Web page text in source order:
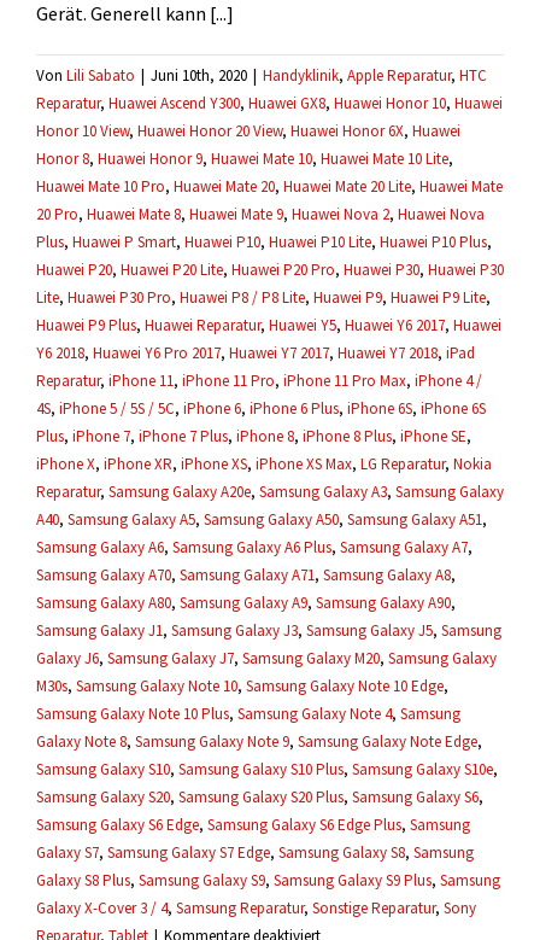
Gerät. Generell kann [...]
Von Lili Sabato | Juni 10th, 2020 | Handyklinik, Apple Reparatur, HTC
Reparatur, Huawei Ascend Y300, Huawei GX8, Huawei Honor 10, Huawei
Honor 10 View, Huawei Honor 20 View, Huawei Honor 6X, Huawei
Honor 8, Huawei Honor 9, Huawei Mate 10, Huawei Mate 10 Lite,
Huawei Mate 10 Pro, Huawei Mate 20, Huawei Mate 20 Lite, Huawei Mate
20 Pro, Huawei Mate 8, Huawei Mate 9, Huawei Nova 2, Huawei Nova
Plus, Huawei P Smart, Huawei P10, Huawei P10 Lite, Huawei P10 Plus,
Huawei P20, Huawei P20 Lite, Huawei P20 Pro, Huawei P30, Huawei P30
Lite, Huawei P30 Pro, Huawei P8 / P8 Lite, Huawei P9, Huawei P9 Lite,
Huawei P9 Plus, Huawei Reparatur, Huawei Y5, Huawei Y6 2017, Huawei
Y6 2018, Huawei Y6 Pro 2017, Huawei Y7 2017, Huawei Y7 2018, iPad
Reparatur, iPhone 11, iPhone 11 Pro, iPhone 11 Pro Max, iPhone 4 /
4S, iPhone 5 / 5S / 5C, iPhone 6, iPhone 6 Plus, iPhone 6S, iPhone 6S
Plus, iPhone 7, iPhone 7 Plus, iPhone 8, iPhone 8 Plus, iPhone SE,
iPhone X, iPhone XR, iPhone XS, iPhone XS Max, LG Reparatur, Nokia
Reparatur, Samsung Galaxy A20e, Samsung Galaxy A3, Samsung Galaxy
A40, Samsung Galaxy A5, Samsung Galaxy A50, Samsung Galaxy A51,
Samsung Galaxy A6, Samsung Galaxy A6 Plus, Samsung Galaxy A7,
Samsung Galaxy A70, Samsung Galaxy A71, Samsung Galaxy A8,
Samsung Galaxy A80, Samsung Galaxy A9, Samsung Galaxy A90,
Samsung Galaxy J1, Samsung Galaxy J3, Samsung Galaxy J5, Samsung
Galaxy J6, Samsung Galaxy J7, Samsung Galaxy M20, Samsung Galaxy
M30s, Samsung Galaxy Note 10, Samsung Galaxy Note 10 Edge,
Samsung Galaxy Note 10 Plus, Samsung Galaxy Note 4, Samsung
Galaxy Note 8, Samsung Galaxy Note 9, Samsung Galaxy Note Edge,
Samsung Galaxy S10, Samsung Galaxy S10 Plus, Samsung Galaxy S10e,
Samsung Galaxy S20, Samsung Galaxy S20 Plus, Samsung Galaxy S6,
Samsung Galaxy S6 Edge, Samsung Galaxy S6 Edge Plus, Samsung
Galaxy S7, Samsung Galaxy S7 Edge, Samsung Galaxy S8, Samsung
Galaxy S8 Plus, Samsung Galaxy S9, Samsung Galaxy S9 Plus, Samsung
Galaxy X-Cover 3 / 4, Samsung Reparatur, Sonstige Reparatur, Sony
Reparatur, Tablet | Kommentare deaktiviertfür